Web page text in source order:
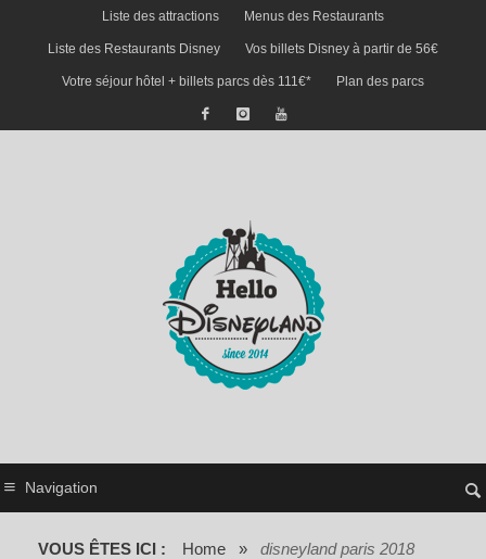
Liste des attractions Menus des Restaurants
Liste des Restaurants Disney Vos billets Disney à partir de 56€
Votre séjour hôtel + billets parcs dès 111€* Plan des parcs
Navigation
VOUS ÊTES ICI : Home » disneyland paris 2018